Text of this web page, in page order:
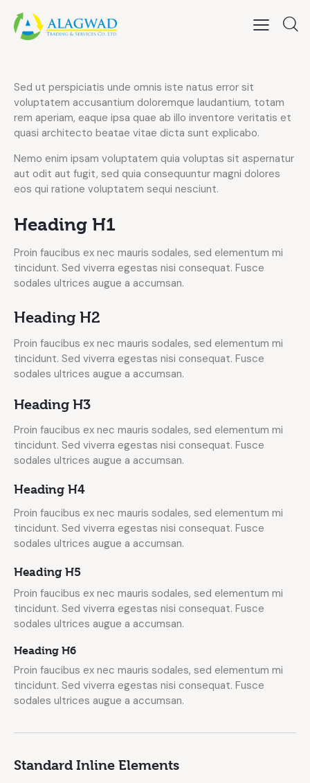
Sed ut perspiciatis unde omnis iste natus error sit
voluptatem accusantium doloremque laudantium, totam
rem aperiam, eaque ipsa quae ab illo inventore veritatis et
quasi architecto beatae vitae dicta sunt explicabo.
Nemo enim ipsam voluptatem quia voluptas sit aspernatur
aut odit aut fugit, sed quia consequuntur magni dolores
eos qui ratione voluptatem sequi nesciunt.
Heading H1
Proin faucibus ex nec mauris sodales, sed elementum mi
tincidunt. Sed viverra egestas nisi consequat. Fusce
sodales ultrices augue a accumsan.
Heading H2
Proin faucibus ex nec mauris sodales, sed elementum mi
tincidunt. Sed viverra egestas nisi consequat. Fusce
sodales ultrices augue a accumsan.
Heading H3
Proin faucibus ex nec mauris sodales, sed elementum mi
tincidunt. Sed viverra egestas nisi consequat. Fusce
sodales ultrices augue a accumsan.
Heading H4
Proin faucibus ex nec mauris sodales, sed elementum mi
tincidunt. Sed viverra egestas nisi consequat. Fusce
sodales ultrices augue a accumsan.
Heading H5
Proin faucibus ex nec mauris sodales, sed elementum mi
tincidunt. Sed viverra egestas nisi consequat. Fusce
sodales ultrices augue a accumsan.
Heading H6
Proin faucibus ex nec mauris sodales, sed elementum mi
tincidunt. Sed viverra egestas nisi consequat. Fusce
sodales ultrices augue a accumsan.
Standard Inline Elements